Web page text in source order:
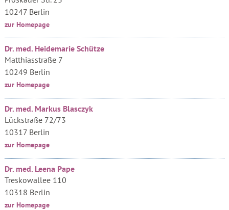
10247 Berlin
zur Homepage
Dr. med. Heidemarie Schütze
Matthiasstraße 7
10249 Berlin
zur Homepage
Dr. med. Markus Blasczyk
Lückstraße 72/73
10317 Berlin
zur Homepage
Dr. med. Leena Pape
Treskowallee 110
10318 Berlin
zur Homepage